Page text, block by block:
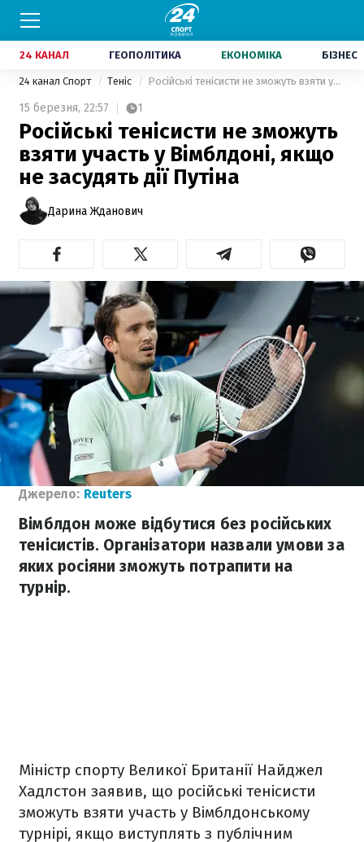
24 КАНАЛ ГЕОПОЛІТИКА ЕКОНОМІКА БІЗНЕС
24 канал Спорт Теніс Російські тенісисти не зможуть взяти участь у Вімблдоні, якщо не засудять дії Путіна
15 березня, 22:57 1
Російські тенісисти не зможуть
взяти участь у Вімблдоні, якщо
не засудять дії Путіна
Дарина Жданович
Джерело: Reuters
Вімблдон може відбутися без російських
тенісистів. Організатори назвали умови за
яких росіяни зможуть потрапити на
турнір.
Міністр спорту Великої Британії Найджел
Хадлстон заявив, що російські тенісисти
зможуть взяти участь у Вімблдонському
турнірі, якщо виступлять з публічним